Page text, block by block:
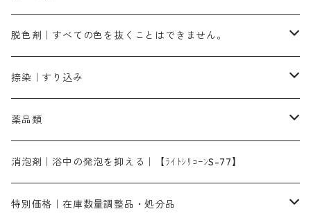
染料一覧ー500g入り
1kg
ピンクMB｜ピンク色
ローズMB｜鮮やかなピンク色）
スカイブルーMG｜緑みの空色
ターキスブルーHNG｜緑みの空色
ブラックMG（青みの黒色）
ネオホワイトR
片羽刷毛
洋型紙9番手｜中薄口｜約54cm×110cm
伸子
型洗いブラシ
芒硝｜綿・麻の染色に使用する。
アゾリン200％｜綿・麻・絹・羊毛・ナイロンの染色
レオニールEHC｜反応染料用
染料の浸透剤
ソルバライトS-70｜各種繊維の浸し染めに使用可能
染料の定着向上剤
ライトフィックスAコンク｜綿・麻もしくは直接染料で染めた素材
シルクフィックス３A｜絹の染料定着向上剤
アルカリ剤｜反応染料用
ソーダ灰
染料溶解剤
セレナゾールPDN｜各種染料の染料溶解剤
ネオポールB－300｜反応染料のソーピング剤
仕上げ剤｜柔軟・平滑剤
白場汚染防止剤
カルボキシメチルセルロース（CMC）
海藻系
たんぱく質系
化学糊（PVA）
防腐剤｜アルカリ性
脱色剤｜すべての色を抜くことはできません。
脱色剤
全体脱色｜ハイドロサルファイトコンク
部分脱色｜デグロリンSコンク
脱色助剤｜浸透・複色抑制剤
メイプロガムNP｜にじみ防止剤
アミラヂンD｜浸透・複色抑制剤
捺染｜すり込み
染料溶解剤｜染料の均一な浸透・吸着を補助する
捺染糊
メイプロガムNP（綿・麻・絹用｜直接・酸性・含金染料用）
白場汚染防止剤｜ソーピング剤｜水洗する際の再汚染防止剤
薬品類
ア行
カ行
消泡剤｜浴中の発泡を抑える｜【ﾗｲﾄｼﾘｺｰﾝS-77】
特別価格｜在庫数量調整品・処分品